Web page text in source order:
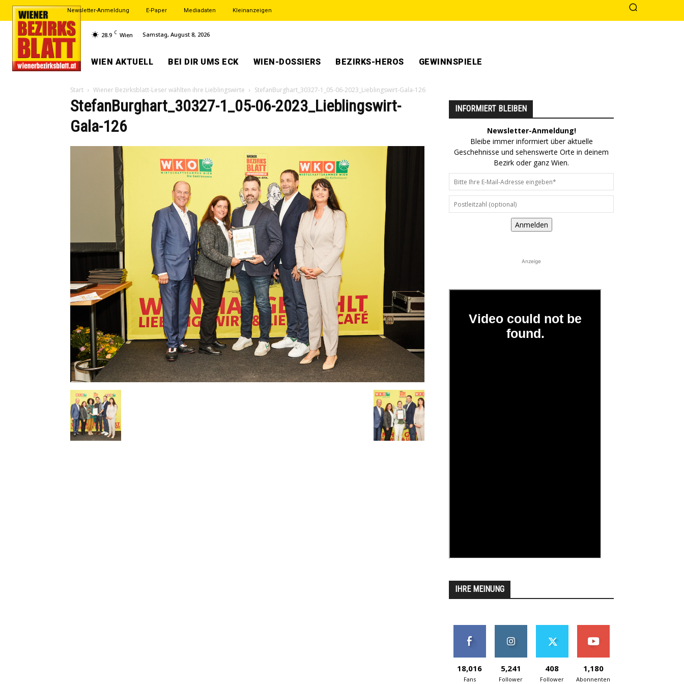
Newsletter-Anmeldung E-Paper Mediadaten Kleinanzeigen
28.9 C Wien Samstag, August 8, 2026
WIEN AKTUELL BEI DIR UMS ECK WIEN-DOSSIERS BEZIRKS-HEROS GEWINNSPIELE
Start Wiener Bezirksblatt-Leser wählten ihre Lieblingswirte StefanBurghart_30327-1_05-06-2023_Lieblingswirt-Gala-126
StefanBurghart_30327-1_05-06-2023_Lieblingswirt-
Gala-126
INFORMIERT BLEIBEN
Newsletter-Anmeldung!
Bleibe immer informiert über aktuelle
Geschehnisse und sehenswerte Orte in deinem
Bezirk oder ganz Wien.
Anmelden
Anzeige
IHRE MEINUNG
18,016
Fans
5,241
Follower
408
Follower
1,180
Abonnenten